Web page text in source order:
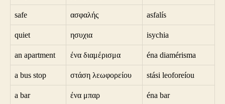
safe ασφαλής asfalís
quiet ησυχια isychia
an apartment ένα διαμέρισμα éna diamérisma
a bus stop στάση λεωφορείου stási leoforeíou
a bar ένα μπαρ éna bar